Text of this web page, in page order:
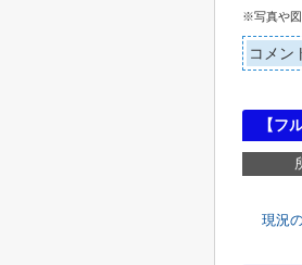
※写真や図
コメン
【フ
現況